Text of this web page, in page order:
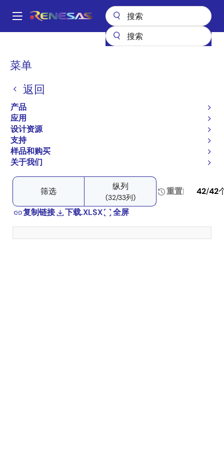
到
Main
菜单
返回
产品
应用
设计资源
支持
样品和购买
关于我们
面
屑
Space & Harsh Environment
Hi-Rel Analog
Product Selector: Hi-Rel Operational Amplifiers
Product Selector: Hi-Rel
Operational Amplifiers
产品树
Close
product
tree
Open
product
tree
筛选 纵列
(32/33列)
重置 42/42
复制链接
下载.XLSX 全屏